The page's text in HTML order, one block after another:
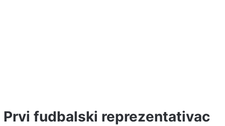
Prvi fudbalski reprezentativac